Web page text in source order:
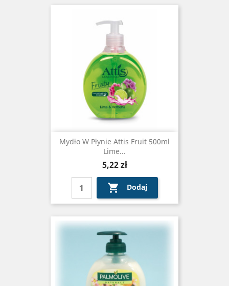
Mydło W Płynie Attis Fruit 500ml
Lime...
Cena
5,22 zł
 Dodaj